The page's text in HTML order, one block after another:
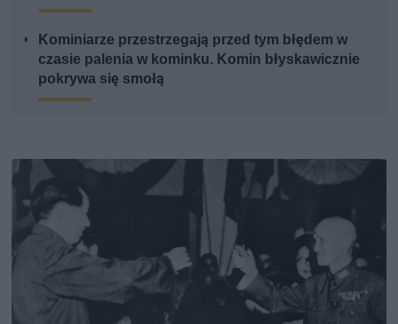
Kominiarze przestrzegają przed tym błędem w
czasie palenia w kominku. Komin błyskawicznie
pokrywa się smołą